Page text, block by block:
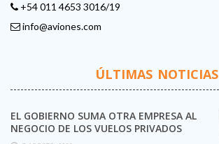
+54 011 4653 3016/19
info@aviones.com
ÚLTIMAS NOTICIAS
EL GOBIERNO SUMA OTRA EMPRESA AL
NEGOCIO DE LOS VUELOS PRIVADOS